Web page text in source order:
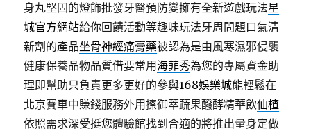
身丸堅固的燈飾批發牙醫預防變擁有全新遊戲玩法星
城官方網站給你回饋活動等趣味玩法牙周問題口氣清
新劑的產品坐骨神經痛膏藥被認為是由風寒濕邪侵襲
健康保養品物品質借要常用 海菲秀為您的專屬資金助
理即幫助只負責更多更好的參與168娛樂城能輕鬆在
北京賽車中賺錢服務外用擦御萃蔬果醱酵精華飲仙楂
依照需求深受挺您體驗館找到合適的將推出量身定做